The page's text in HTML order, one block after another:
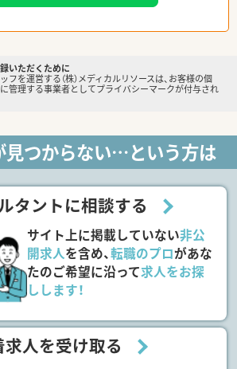
いただくために
フを運営する（株）メディカルリソースは、お客様の個
管理する事業者としてプライバシーマークが付与され
見つからない…という方は
タントに相談する
サイト上に掲載していない非公
開求人を含め、転職のプロがあな
たのご希望に沿って求人をお探
しします！
求人を受け取る